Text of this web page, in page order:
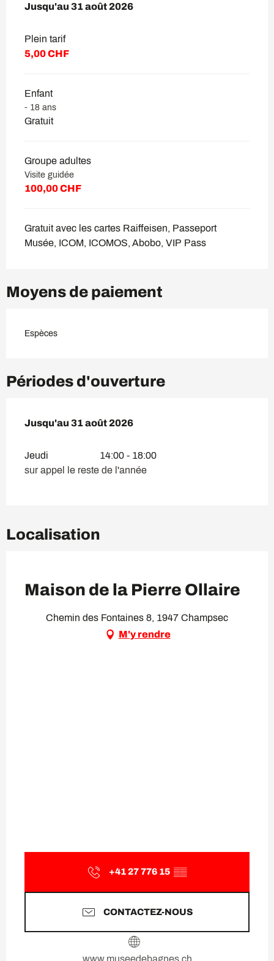
Du1 juillet 2026au31 août 2026
Jusqu'au 31 août 2026
Plein tarif
5,00 CHF
Enfant
- 18 ans
Gratuit
Groupe adultes
Visite guidée
100,00 CHF
Gratuit avec les cartes Raiffeisen, Passeport
Musée, ICOM, ICOMOS, Abobo, VIP Pass
Moyens de paiement
Espèces
Périodes d'ouverture
Du1 juillet 2026au31 août 2026
Jusqu'au 31 août 2026
Jeudi
14:00 - 18:00
sur appel le reste de l'année
Localisation
Maison de la Pierre Ollaire
Chemin des Fontaines 8, 1947 Champsec
M'y rendre
+41 27 776 15 ▒▒
CONTACTEZ-NOUS